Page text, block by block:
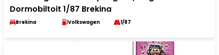
Dormobiltoit 1/87 Brekina
Brekina Volkswagen 1/87